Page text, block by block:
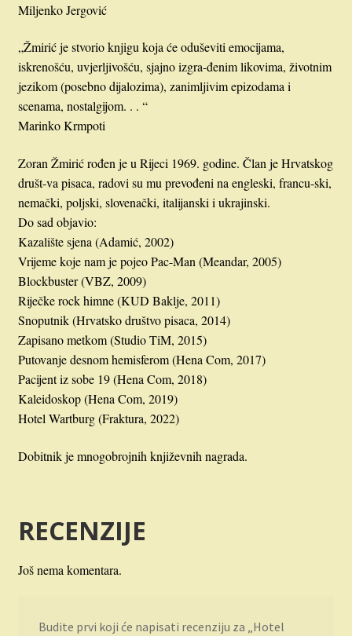
Miljenko Jergović
„Žmirić je stvorio knjigu koja će oduševiti emocijama,
iskrenošću, uvjerljivošću, sjajno izgra-đenim likovima, životnim
jezikom (posebno dijalozima), zanimljivim epizodama i
scenama, nostalgijom. . . “
Marinko Krmpoti
Zoran Žmirić rođen je u Rijeci 1969. godine. Član je Hrvatskog
društ-va pisaca, radovi su mu prevođeni na engleski, francu-ski,
nemački, poljski, slovenački, italijanski i ukrajinski.
Do sad objavio:
Kazalište sjena (Adamić, 2002)
Vrijeme koje nam je pojeo Pac-Man (Meandar, 2005)
Blockbuster (VBZ, 2009)
Riječke rock himne (KUD Baklje, 2011)
Snoputnik (Hrvatsko društvo pisaca, 2014)
Zapisano metkom (Studio TiM, 2015)
Putovanje desnom hemisferom (Hena Com, 2017)
Pacijent iz sobe 19 (Hena Com, 2018)
Kaleidoskop (Hena Com, 2019)
Hotel Wartburg (Fraktura, 2022)
Dobitnik je mnogobrojnih književnih nagrada.
RECENZIJE
Još nema komentara.
Budite prvi koji će napisati recenziju za „Hotel